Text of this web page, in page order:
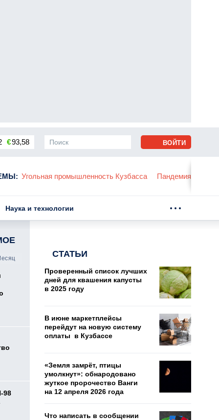
€93,58
:
промышленность Кузбасса Пандемия коронавирусной
ВОЙТИ
Наука и технологии
98
СТАТЬИ
Проверенный список лучших
дней для квашения капусты
в 2025 году
В июне маркетплейсы
перейдут на новую систему
оплаты в Кузбассе
«Земля замрёт, птицы
умолкнут»: обнародовано
жуткое пророчество Ванги
на 12 апреля 2026 года
Что написать в сообщении